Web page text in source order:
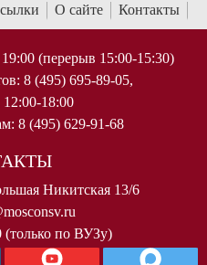
О сайте Контакты
(перерыв 15:00-15:30)
8 (495) 695-89-05,
18:00
8 (495) 629-91-68
Никитская 13/6
(только по ВУЗу)